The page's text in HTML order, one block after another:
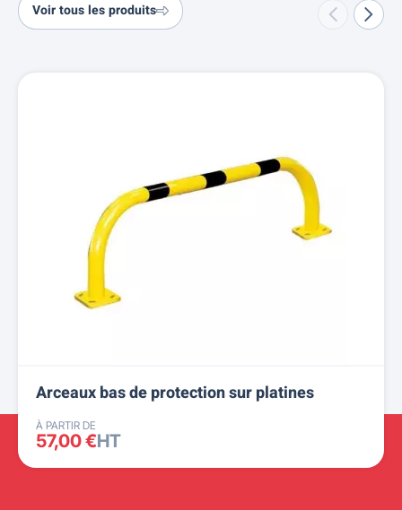
Voir tous les produits
Arceaux bas de protection sur platines
À PARTIR DE
57,00 €HT